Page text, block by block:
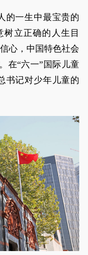
的一生中最宝贵的
立正确的人生目
心，中国特色社会
在“六一”国际儿童
书记对少年儿童的